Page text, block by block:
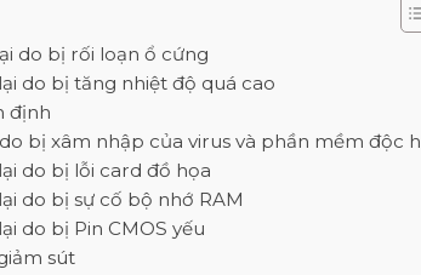
do bị rối loạn ổ cứng
do bị tăng nhiệt độ quá cao
định
bị xâm nhập của virus và phần mềm độc
do bị lỗi card đồ họa
do bị sự cố bộ nhớ RAM
do bị Pin CMOS yếu
sút